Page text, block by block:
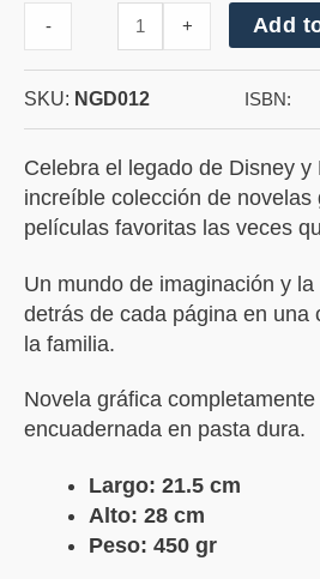
Toy
Story
4
- + Add
SKU: NGD012 ISBN:
Celebra el legado de Disney y
increíble colección de
películas favoritas las veces
Un mundo de imaginación y
detrás de cada página en una
la familia.
Novela gráfica completamente
encuadernada en pasta dura.
Largo: 21.5 cm
Alto: 28 cm
Peso: 450 gr